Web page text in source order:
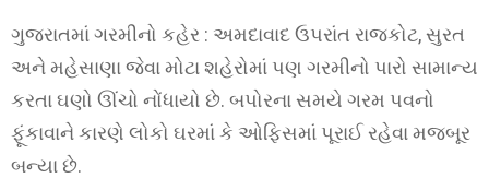
ગુજરાતમાં ગરમીનો કહેર : અમદાવાદ ઉપરાંત રાજકોટ, સુરત
અને મહેસાણા જેવા મોટા શહેરોમાં પણ ગરમીનો પારો સામાન્ય
કરતા ઘણો ઊંચો નોંધાયો છે. બપોરના સમયે ગરમ પવનો
ફૂંકાવાને કારણે લોકો ઘરમાં કે ઓફિસમાં પૂરાઈ રહેવા મજબૂર
બન્યા છે.